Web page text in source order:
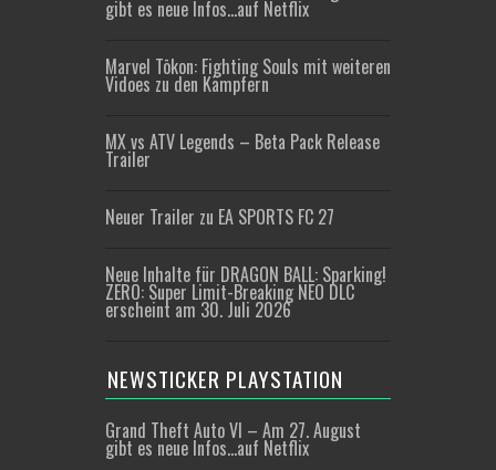
gibt es neue Infos…auf Netflix
Marvel Tōkon: Fighting Souls mit weiteren
Vidoes zu den Kämpfern
MX vs ATV Legends – Beta Pack Release
Trailer
Neuer Trailer zu EA SPORTS FC 27
Neue Inhalte für DRAGON BALL: Sparking!
ZERO: Super Limit-Breaking NEO DLC
erscheint am 30. Juli 2026
NEWSTICKER PLAYSTATION
Grand Theft Auto VI – Am 27. August
gibt es neue Infos…auf Netflix